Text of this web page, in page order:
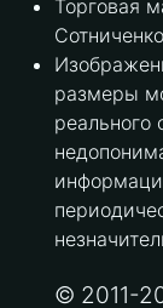
Торговая
размеры
реального
© 2011-